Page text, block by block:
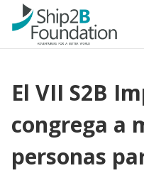
El VII S2B
congrega a
personas